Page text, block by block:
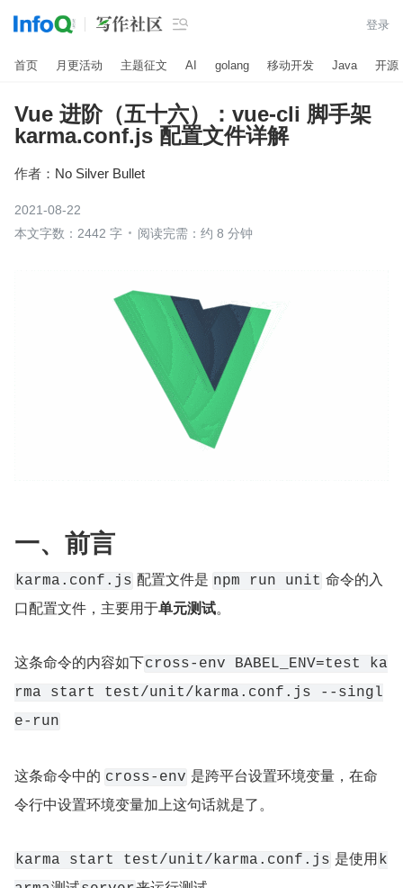
 登录
首页 月更活动 主题征文 AI golang 移动开发 Java 开源
Vue 进阶（五十六）：vue-cli 脚手架
karma.conf.js 配置文件详解
作者： No Silver Bullet
2021-08-22
本文字数：2442 字
阅读完需：约 8 分钟
一、前言
karma.conf.js 配置文件是 npm run unit 命令的入
口配置文件，主要用于单元测试。
这条命令的内容如下cross-env BABEL_ENV=test ka
rma start test/unit/karma.conf.js --singl
e-run
这条命令中的 cross-env 是跨平台设置环境变量，在命
令行中设置环境变量加上这句话就是了。
karma start test/unit/karma.conf.js 是使用k